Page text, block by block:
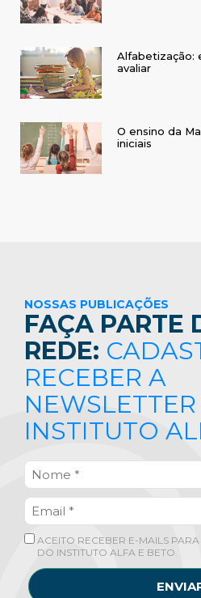
Alfabetização:
avaliar
O ensino da
iniciais
NOSSAS PUBLICAÇÕES
FAÇA PARTE
REDE:
RECEBER A
INSTITUTO
ACEITO RECEBER E-MAILS
DO INSTITUTO ALFA E BETO.